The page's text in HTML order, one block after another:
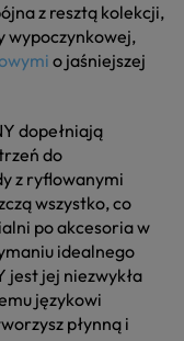
z resztą kolekcji,
wypoczynkowej,
o jaśniejszej
dopełniają
do
z ryflowanymi
wszystko, co
po akcesoria w
idealnego
jest jej niezwykła
językowi
płynną i